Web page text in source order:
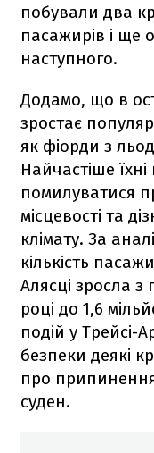
побували два
пасажирів і ще
наступного.
Додамо, що в
зростає
як фіорди з
Найчастіше
помилуватися
місцевості та
клімату. За
кількість
Алясці зросла з
році до 1,6
подій у
безпеки деякі
про
суден.